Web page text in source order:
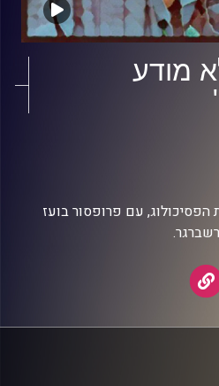
מודע
עם פרופסור בועז